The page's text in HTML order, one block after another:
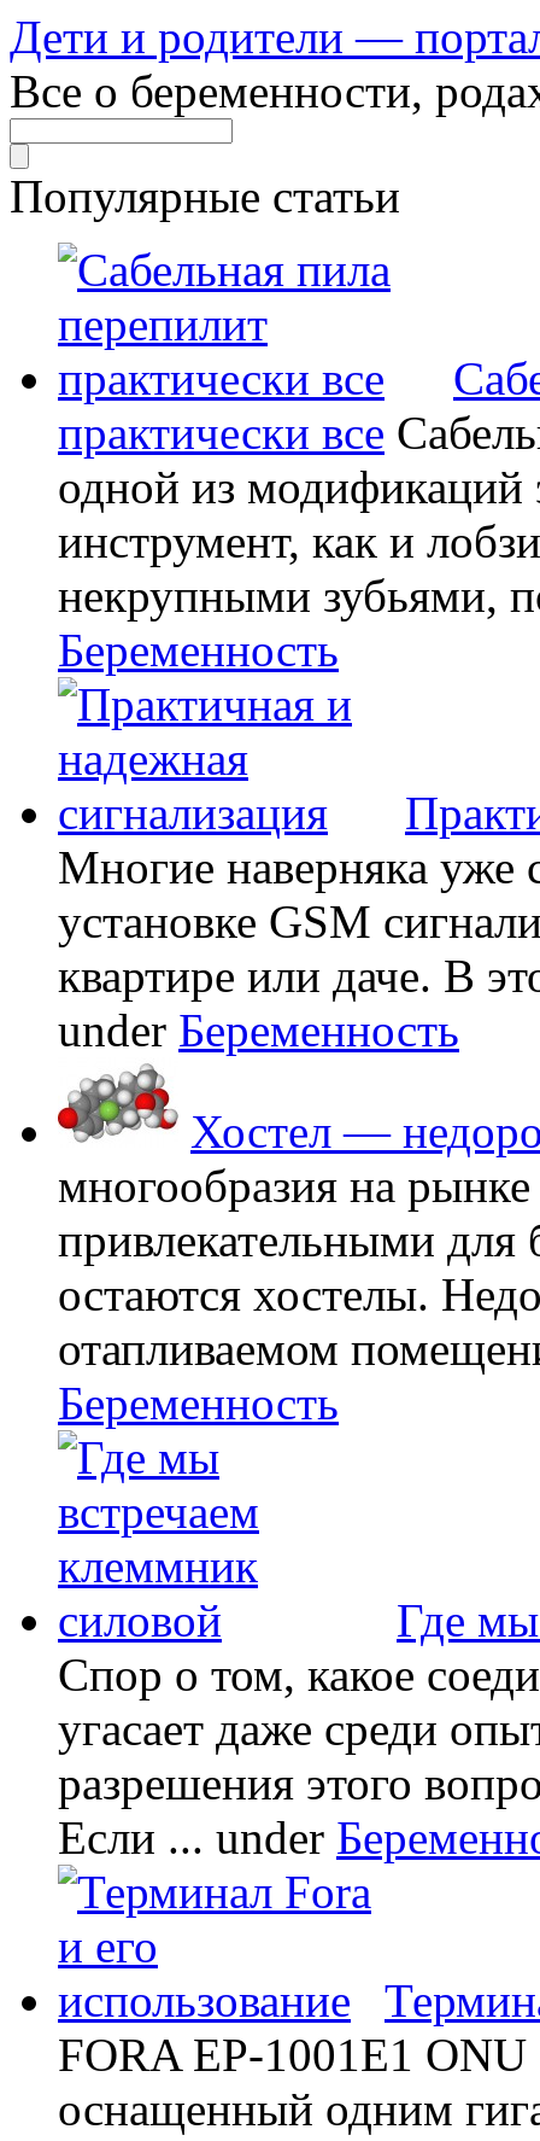
Дети и родители —
Все о беременности,
Популярные статьи
практически все
одной из модификаций
инструмент, как и
некрупными зубьями,
Беременность
Многие наверняка уже
установке GSM
квартире или даче. В
under Беременность
Хостел —
многообразия на
привлекательными
остаются хостелы.
отапливаемом
Беременность
Где
Спор о том, какое
угасает даже среди
разрешения этого
Если ... under
FORA EP-1001E1 ONU
оснащенный одним